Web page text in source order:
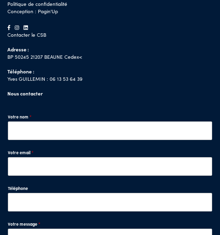
Politique de confidentialité
Conception : Pagin'Up
Contacter le CSB
Adresse :
BP 50245 21207 BEAUNE Cedex<
Téléphone :
Yves GUILLEMIN : 06 13 53 64 39
Nous contacter
Votre nom *
Votre email*
Téléphone
Votre message*